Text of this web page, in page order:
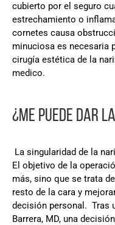
cubierto por el seguro
estrechamiento o
cornetes causa
minuciosa es necesaria
cirugía estética de la
medico.
¿ME PUEDE DAR
La singularidad de la
El objetivo de la
más, sino que se trata
resto de la cara y
decisión personal. Tras
Barrera, MD, una